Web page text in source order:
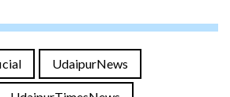
UdaipurNews